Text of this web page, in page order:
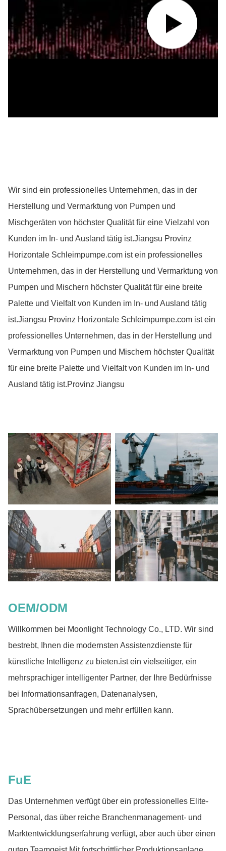
Wir sind ein professionelles Unternehmen, das in der
Herstellung und Vermarktung von Pumpen und
Mischgeräten von höchster Qualität für eine Vielzahl von
Kunden im In- und Ausland tätig ist.Jiangsu Provinz
Horizontale Schleimpumpe.com ist ein professionelles
Unternehmen, das in der Herstellung und Vermarktung von
Pumpen und Mischern höchster Qualität für eine breite
Palette und Vielfalt von Kunden im In- und Ausland tätig
ist.Jiangsu Provinz Horizontale Schleimpumpe.com ist ein
professionelles Unternehmen, das in der Herstellung und
Vermarktung von Pumpen und Mischern höchster Qualität
für eine breite Palette und Vielfalt von Kunden im In- und
Ausland tätig ist.Provinz Jiangsu
OEM/ODM
Willkommen bei Moonlight Technology Co., LTD. Wir sind
bestrebt, Ihnen die modernsten Assistenzdienste für
künstliche Intelligenz zu bieten.ist ein vielseitiger, ein
mehrsprachiger intelligenter Partner, der Ihre Bedürfnisse
bei Informationsanfragen, Datenanalysen,
Sprachübersetzungen und mehr erfüllen kann.
FuE
Das Unternehmen verfügt über ein professionelles Elite-
Personal, das über reiche Branchenmanagement- und
Marktentwicklungserfahrung verfügt, aber auch über einen